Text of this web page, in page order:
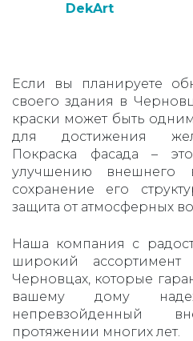
DekArt
Если вы планируете
своего здания в
краски может быть
для достижения
Покраска фасада –
улучшению
сохранение его
защита от атмосферных
Наша компания с
широкий
Черновцах, которые
вашему дому
протяжении многих лет.